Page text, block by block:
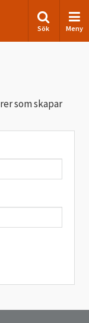
Sök Meny
som skapar